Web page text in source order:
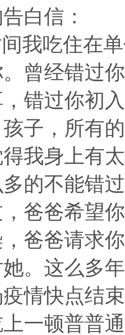
白信：
吃住在单
曾经错过
错过你初
子，所有
我身上有
的不能错
，爸爸希望
爸爸请求
她。这么多
情快点结
一顿普普